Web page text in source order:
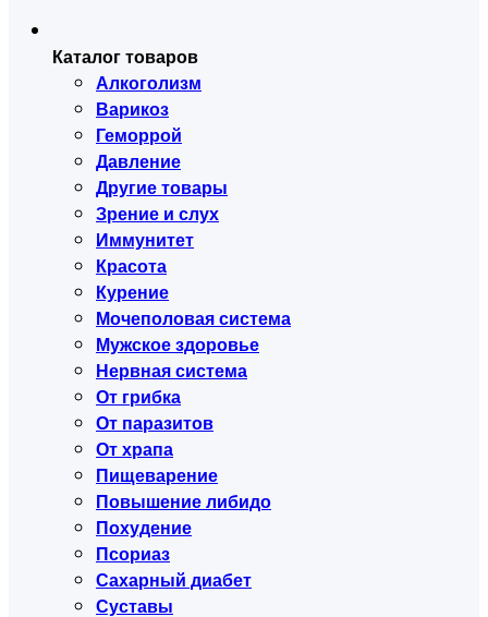
Каталог товаров
Алкоголизм
Варикоз
Геморрой
Давление
Другие товары
Зрение и слух
Иммунитет
Красота
Курение
Мочеполовая система
Мужское здоровье
Нервная система
От грибка
От паразитов
От храпа
Пищеварение
Повышение либидо
Похудение
Псориаз
Сахарный диабет
Суставы